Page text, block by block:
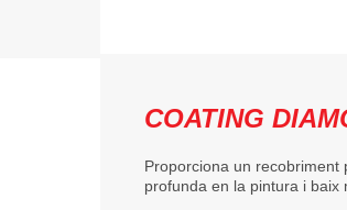
COATING
Proporciona un
profunda en la pintura i